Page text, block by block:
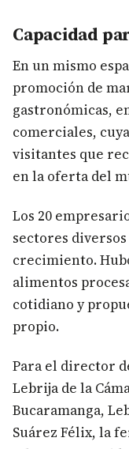
Capacidad
En un mismo
promoción de
gastronómicas,
comerciales,
visitantes que
en la oferta del
Los 20
sectores
crecimiento.
alimentos
cotidiano y
propio.
Para el director
Lebrija de la
Bucaramanga,
Suárez Félix, la